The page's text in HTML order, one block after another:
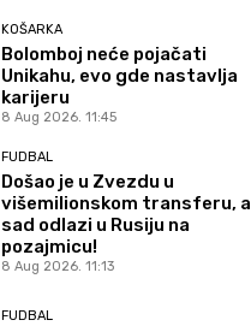
KOŠARKA
Bolomboj neće pojačati
Unikahu, evo gde nastavlja
karijeru
8 Aug 2026. 11:45
FUDBAL
Došao je u Zvezdu u
višemilionskom transferu, a
sad odlazi u Rusiju na
pozajmicu!
8 Aug 2026. 11:13
FUDBAL